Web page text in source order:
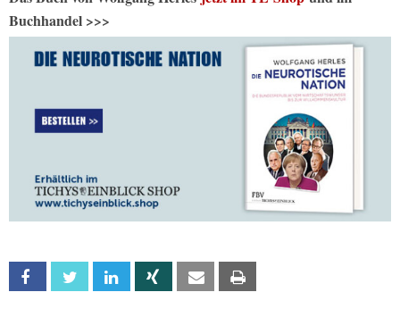
Buchhandel >>>
Facebook Twitter Linkedin Xing Email